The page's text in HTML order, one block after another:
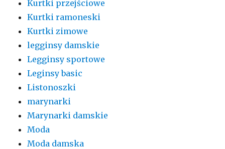
Kurtki przejściowe
Kurtki ramoneski
Kurtki zimowe
legginsy damskie
Legginsy sportowe
Leginsy basic
Listonoszki
marynarki
Marynarki damskie
Moda
Moda damska